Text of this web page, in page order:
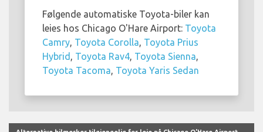
Følgende automatiske Toyota-biler kan
leies hos Chicago O'Hare Airport: Toyota
Camry, Toyota Corolla, Toyota Prius
Hybrid , Toyota Rav4, Toyota Sienna,
Toyota Tacoma, Toyota Yaris Sedan